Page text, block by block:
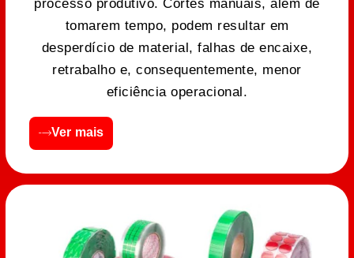
processo produtivo. Cortes manuais, além de
tomarem tempo, podem resultar em
desperdício de material, falhas de encaixe,
retrabalho e, consequentemente, menor
eficiência operacional.
Ver mais